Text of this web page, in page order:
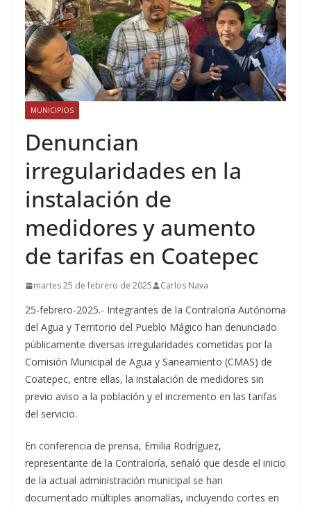
MUNICIPIOS
Denuncian
irregularidades en la
instalación de
medidores y aumento
de tarifas en Coatepec
martes 25 de febrero de 2025 Carlos Nava
25-febrero-2025.- Integrantes de la Contraloría Autónoma
del Agua y Territorio del Pueblo Mágico han denunciado
públicamente diversas irregularidades cometidas por la
Comisión Municipal de Agua y Saneamiento (CMAS) de
Coatepec, entre ellas, la instalación de medidores sin
previo aviso a la población y el incremento en las tarifas
del servicio.
En conferencia de prensa, Emilia Rodríguez,
representante de la Contraloría, señaló que desde el inicio
de la actual administración municipal se han
documentado múltiples anomalías, incluyendo cortes en